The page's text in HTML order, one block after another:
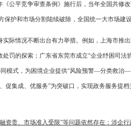
公平竞争审查条例》施行后，当年全国共修
保护和市场分割陆续破除，全国统一大市场建
际情况不断出台有力举措。例如，上海市推
罚的探索；广东省东莞市成立“企业纾困司法
同模式，为困境企业提供“风险预警—分类救
促集成、优服务”为突破口，实现政务服务提
资贵、市场准入受限”等问题依然存在；涉企